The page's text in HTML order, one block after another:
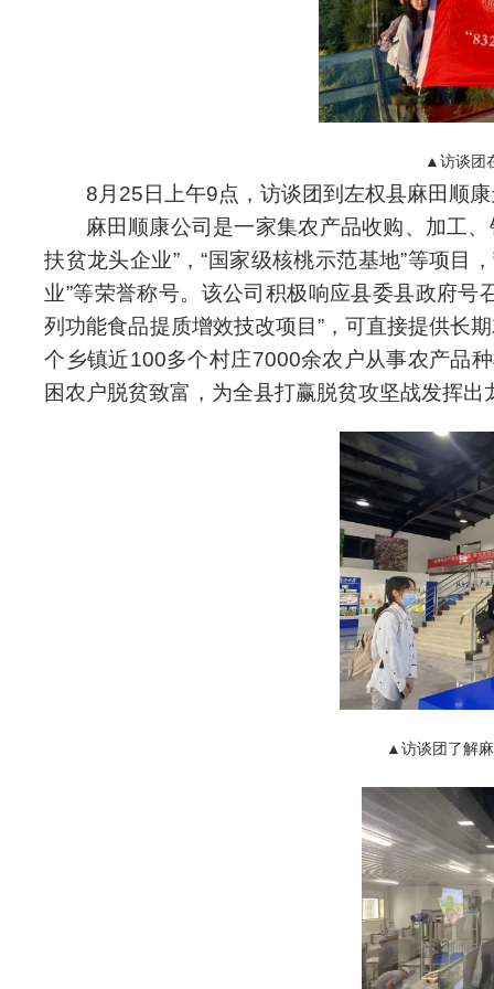
▲访谈团
8月25日上午9点，访谈团到左权县麻田顺
麻田顺康公司是一家集农产品收购、加工
扶贫龙头企业”，“国家级核桃示范基地”等项目
业”等荣誉称号。该公司积极响应县委县政府
列功能食品提质增效技改项目”，可直接提供长
个乡镇近100多个村庄7000余农户从事农产品
困农户脱贫致富，为全县打赢脱贫攻坚战发挥
▲访谈团了解